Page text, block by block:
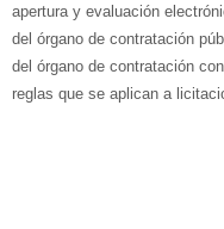
apertura y evaluación
del órgano de contratación
del órgano de contratación
reglas que se aplican a